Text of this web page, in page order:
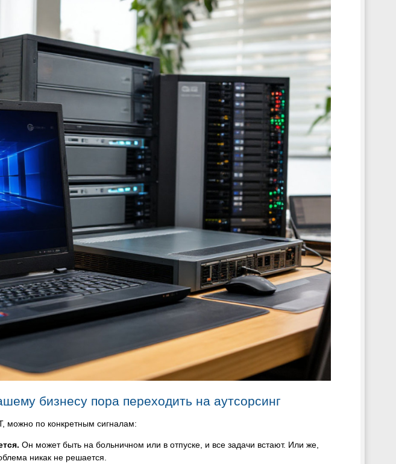
бизнесу пора переходить на аутсорсинг
можно по конкретным сигналам:
Он может быть на больничном или в отпуске, и все задачи встают. Или же,
никак не решается.